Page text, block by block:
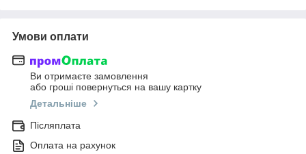
Умови оплати
Ви отримаєте замовлення
або гроші повернуться на вашу картку
Детальніше
Післяплата
Оплата на рахунок